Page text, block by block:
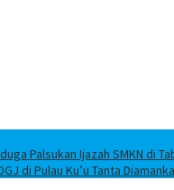
Palsukan Ijazah SMKN di
di Pulau Ku’u Tanta